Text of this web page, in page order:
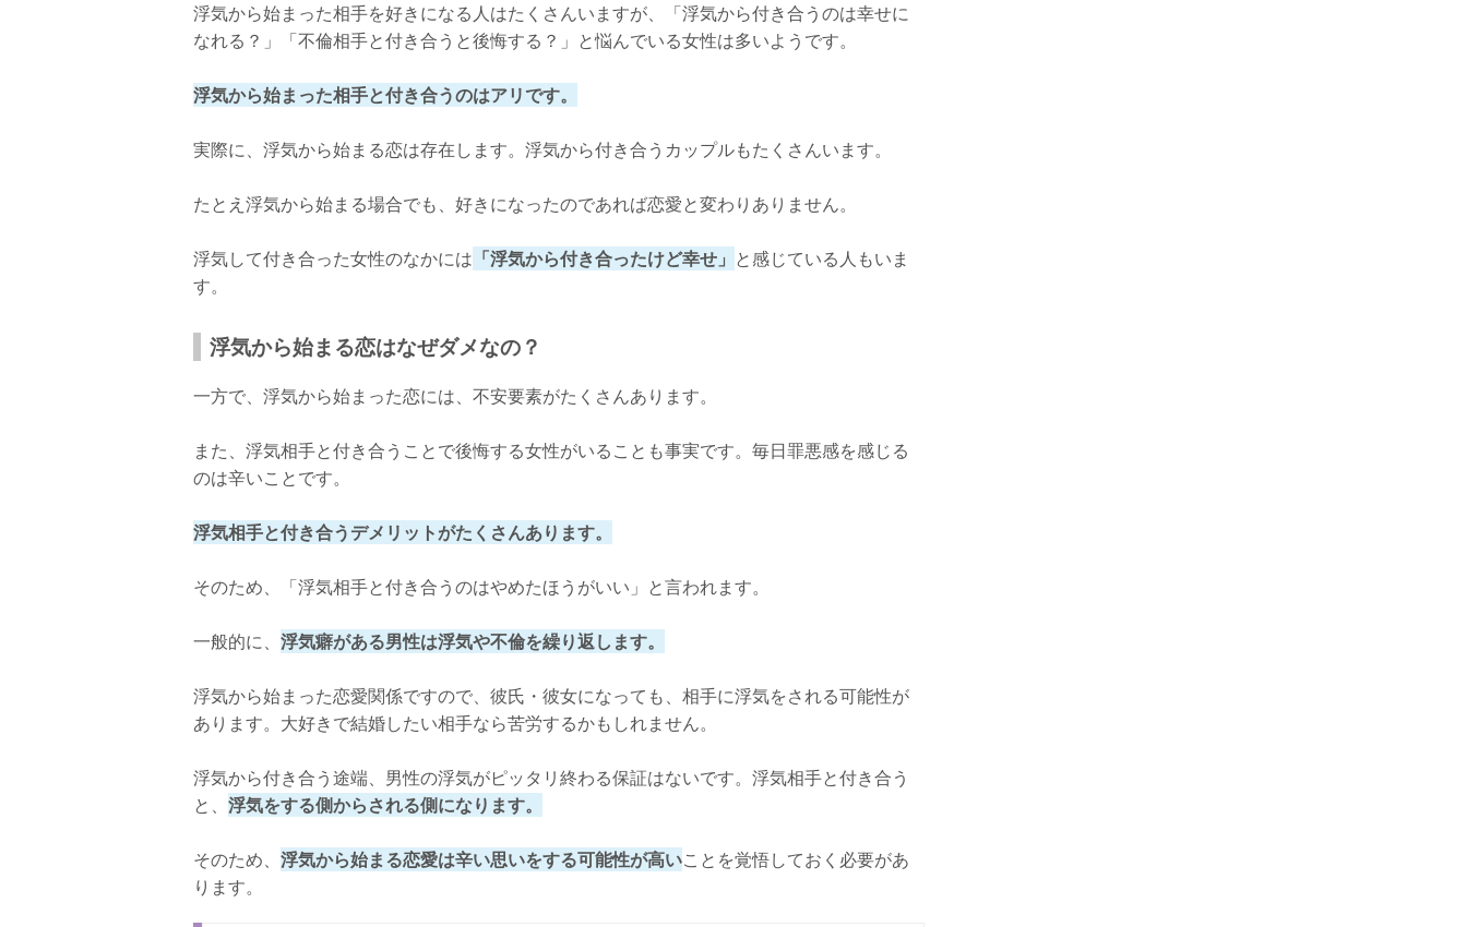
浮気から始まった相手を好きになる人はたくさんいますが、「浮気から付き合うのは幸せに
なれる？」「不倫相手と付き合うと後悔する？」と悩んでいる女性は多いようです。
浮気から始まった相手と付き合うのはアリです。
実際に、浮気から始まる恋は存在します。浮気から付き合うカップルもたくさんいます。
たとえ浮気から始まる場合でも、好きになったのであれば恋愛と変わりありません。
浮気して付き合った女性のなかには 「浮気から付き合ったけど幸せ」 と感じている人もいま
す。
浮気から始まる恋はなぜダメなの？
一方で、浮気から始まった恋には、不安要素がたくさんあります。
また、浮気相手と付き合うことで後悔する女性がいることも事実です。毎日罪悪感を感じる
のは辛いことです。
浮気相手と付き合うデメリットがたくさんあります。
そのため、「浮気相手と付き合うのはやめたほうがいい」と言われます。
一般的に、 浮気癖がある男性は浮気や不倫を繰り返します。
浮気から始まった恋愛関係ですので、彼氏・彼女になっても、相手に浮気をされる可能性が
あります。大好きで結婚したい相手なら苦労するかもしれません。
浮気から付き合う途端、男性の浮気がピッタリ終わる保証はないです。浮気相手と付き合う
と、 浮気をする側からされる側になります。
そのため、 浮気から始まる恋愛は辛い思いをする可能性が高いことを覚悟しておく必要があ
ります。